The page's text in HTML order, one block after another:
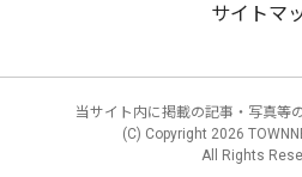
サイトマ
当サイト内に掲載の記事・写真等
(C) Copyright 2026
All Rights